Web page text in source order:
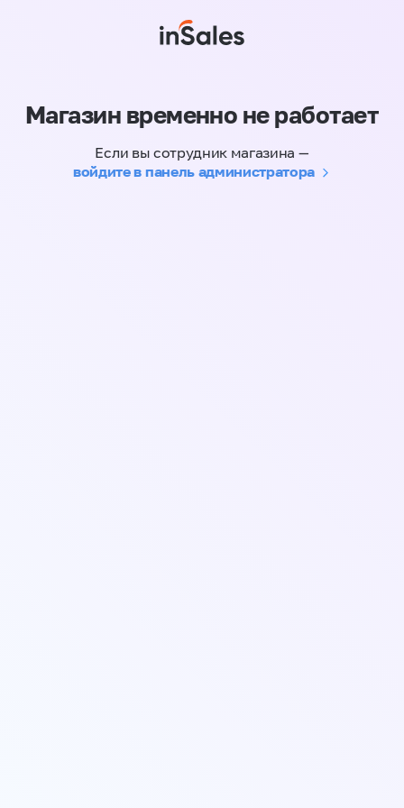
Магазин временно не работает
Если вы сотрудник магазина —
войдите в панель администратора